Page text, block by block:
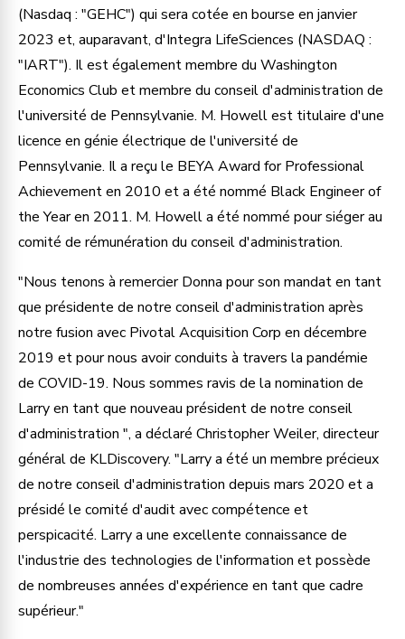
(Nasdaq : "GEHC") qui sera cotée en bourse en janvier
2023 et, auparavant, d'Integra LifeSciences (NASDAQ :
"IART"). Il est également membre du Washington
Economics Club et membre du conseil d'administration de
l'université de Pennsylvanie. M. Howell est titulaire d'une
licence en génie électrique de l'université de
Pennsylvanie. Il a reçu le BEYA Award for Professional
Achievement en 2010 et a été nommé Black Engineer of
the Year en 2011. M. Howell a été nommé pour siéger au
comité de rémunération du conseil d'administration.
"Nous tenons à remercier Donna pour son mandat en tant
que présidente de notre conseil d'administration après
notre fusion avec Pivotal Acquisition Corp en décembre
2019 et pour nous avoir conduits à travers la pandémie
de COVID-19. Nous sommes ravis de la nomination de
Larry en tant que nouveau président de notre conseil
d'administration ", a déclaré Christopher Weiler, directeur
général de KLDiscovery. "Larry a été un membre précieux
de notre conseil d'administration depuis mars 2020 et a
présidé le comité d'audit avec compétence et
perspicacité. Larry a une excellente connaissance de
l'industrie des technologies de l'information et possède
de nombreuses années d'expérience en tant que cadre
supérieur."